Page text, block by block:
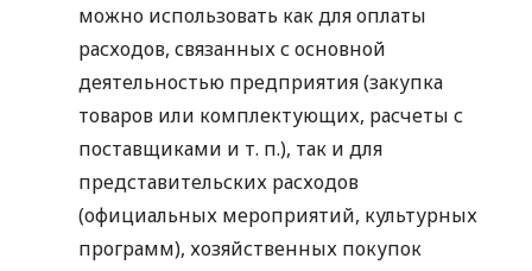
можно использовать как для оплаты
расходов, связанных с основной
деятельностью предприятия (закупка
товаров или комплектующих, расчеты с
поставщиками и т. п.), так и для
представительских расходов
(официальных мероприятий, культурных
программ), хозяйственных покупок